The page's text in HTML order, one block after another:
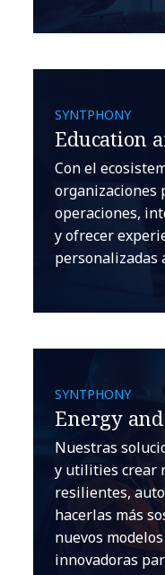
SYNTPHONY
Education
Con el
organizaciones
operaciones,
y ofrecer
personalizadas
SYNTPHONY
Energy
Nuestras
y utilities crear
resilientes,
hacerlas más
nuevos
innovadoras